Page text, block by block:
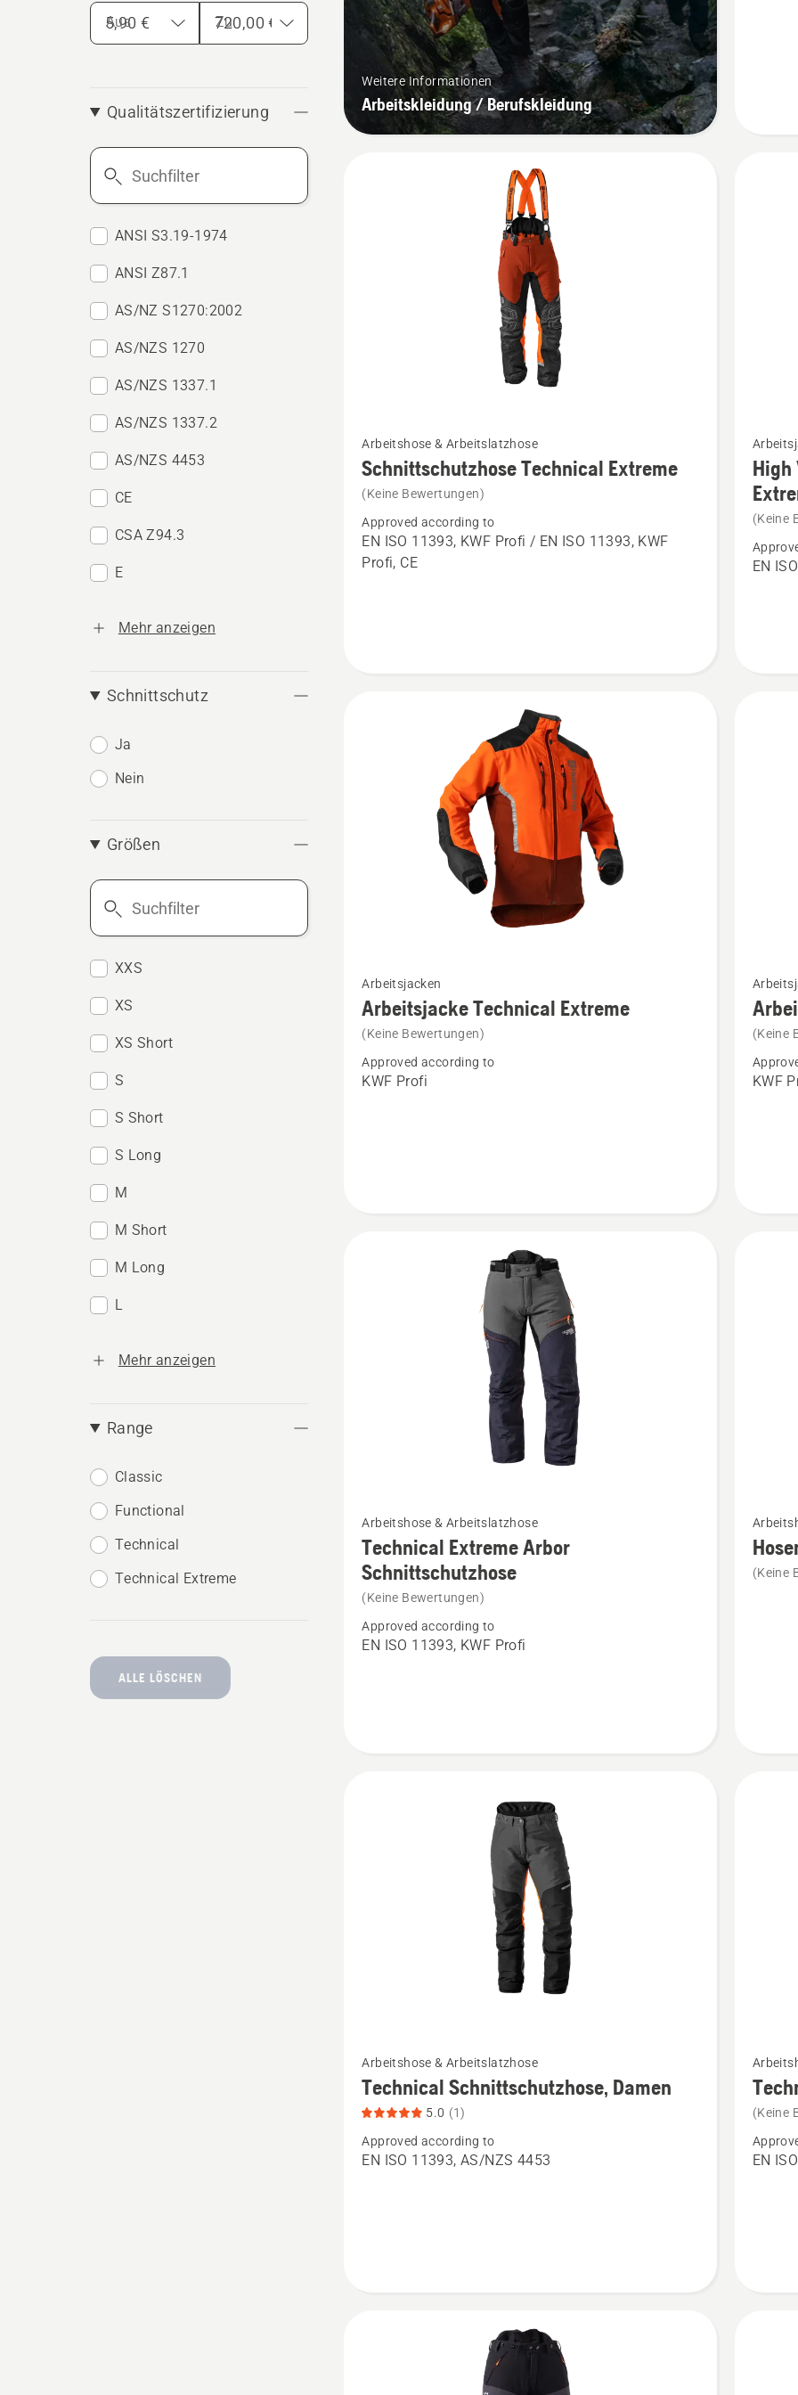
Aus Zu
Qualitätszertifizierung
Suchfilter
ANSI S3.19-1974
ANSI Z87.1
AS/NZ S1270:2002
AS/NZS 1270
AS/NZS 1337.1
AS/NZS 1337.2
AS/NZS 4453
CE
CSA Z94.3
E
Mehr anzeigen
Schnittschutz
Ja
Nein
Größen
Suchfilter
XXS
XS
XS Short
S
S Short
S Long
M
M Short
M Long
L
Mehr anzeigen
Range
Classic
Functional
Technical
Technical Extreme
ALLE LÖSCHEN
Weitere Informationen
Arbeitskleidung / Berufskleidung
Details
zu
Schnittschutzhose
Technical
Extreme
Arbeitshose & Arbeitslatzhose
Schnittschutzhose Technical Extreme
(Keine Bewertungen)
Approved according to
EN ISO 11393, KWF Profi / EN ISO 11393, KWF
Profi, CE
Details
High
High
(Keine
EN
Details
zu
Arbeitsjacke
Technical
Arbeitsjacken
Arbeitsjacke Technical Extreme
(Keine Bewertungen)
Approved according to
KWF Profi
Details
(Keine
KWF
Details
Technical
Arbor
Arbeitshose & Arbeitslatzhose
Technical Extreme Arbor
Schnittschutzhose
(Keine Bewertungen)
Approved according to
EN ISO 11393, KWF Profi
Details
(Keine
Details
Schnittschutzhose,
Arbeitshose & Arbeitslatzhose
Technical Schnittschutzhose, Damen
5.0 (1)
Approved according to
EN ISO 11393, AS/NZS 4453
Details
(Keine
EN